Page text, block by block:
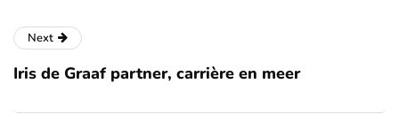
Next
Iris de Graaf partner, carrière en meer